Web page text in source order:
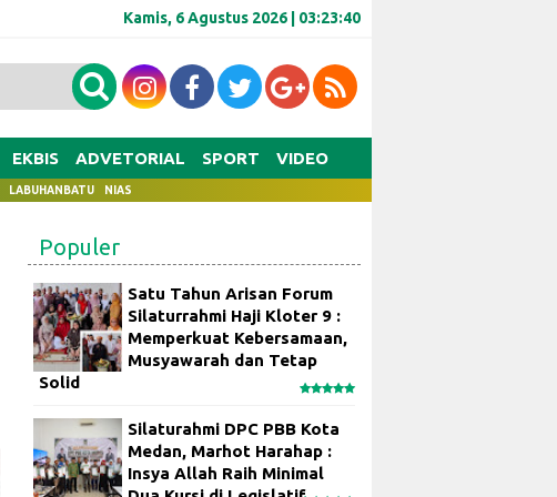
Kamis, 6 Agustus 2026 | 03:23:41
EKBIS ADVETORIAL SPORT VIDEO
LABUHANBATU NIAS
Populer
Satu Tahun Arisan Forum
Silaturrahmi Haji Kloter 9 :
Memperkuat Kebersamaan,
Musyawarah dan Tetap
Solid
Silaturahmi DPC PBB Kota
Medan, Marhot Harahap :
Insya Allah Raih Minimal